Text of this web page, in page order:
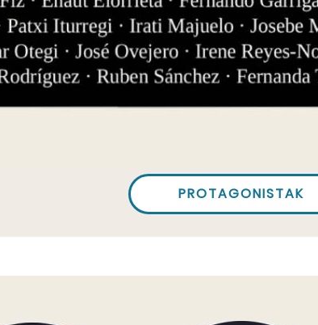
PROTAGONISTAK